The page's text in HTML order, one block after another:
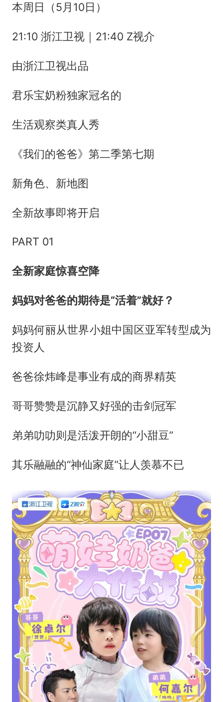
本周日（5月10日）
21:10 浙江卫视｜21:40 Z视介
由浙江卫视出品
君乐宝奶粉独家冠名的
生活观察类真人秀
《我们的爸爸》第二季第七期
新角色、新地图
全新故事即将开启
PART 01
全新家庭惊喜空降
妈妈对爸爸的期待是“活着”就好？
妈妈何丽从世界小姐中国区亚军转型成为
投资人
爸爸徐炜峰是事业有成的商界精英
哥哥赞赞是沉静又好强的击剑冠军
弟弟叻叻则是活泼开朗的“小甜豆”
其乐融融的“神仙家庭”让人羡慕不已